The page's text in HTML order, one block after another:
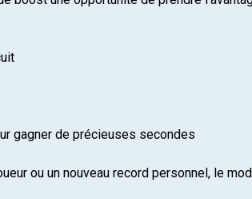
gagner de précieuses secondes
ou un nouveau record personnel, le